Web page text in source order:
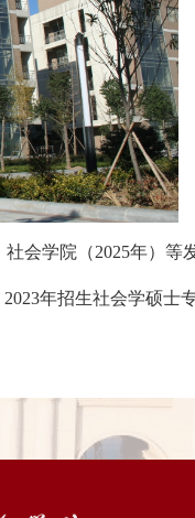
会学院（2025年）等
年招生社会学硕士专